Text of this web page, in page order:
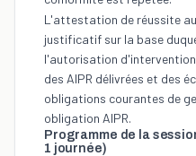
L'attestation de réussite au
justificatif sur la base
l'autorisation
des AIPR délivrées et des
obligations courantes de
obligation AIPR.
Programme de la
1 journée)